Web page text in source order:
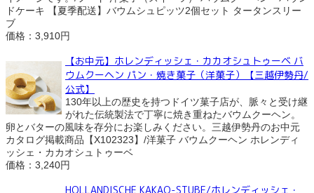
ドケーキ 【夏季配送】バウムシュピッツ2個セット タータンスリー
ブ
価格：3,910円
【お中元】ホレンディッシェ・カカオシュトゥーベ バ
ウムクーヘン パン・焼き菓子（洋菓子）【三越伊勢丹/
公式】
130年以上の歴史を持つドイツ菓子店が、脈々と受け継
がれた伝統製法で丁寧に焼き重ねたバウムクーヘン。
卵とバターの風味を存分にお楽しみください。三越伊勢丹のお中元
カタログ掲載商品【X102323】/洋菓子 バウムクーヘン ホレンディ
ッシェ・カカオシュトゥーベ
価格：3,240円
HOLLANDISCHE KAKAO-STUBE/ホレンディッシェ・